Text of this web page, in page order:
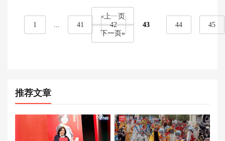
«上一页
1
... 41 42 43 44
45
下一页»
推荐文章